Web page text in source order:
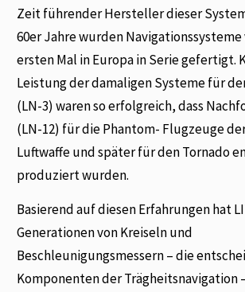
Zeit führender Hersteller dieser
60er Jahre wurden Navigationssysteme
ersten Mal in Europa in Serie gefertigt.
Leistung der damaligen Systeme für
(LN-3) waren so erfolgreich, dass
(LN-12) für die Phantom- Flugzeuge
Luftwaffe und später für den Tornado
produziert wurden.
Basierend auf diesen Erfahrungen hat
Generationen von Kreiseln und
Beschleunigungsmessern – die
Komponenten der Trägheitsnavigation